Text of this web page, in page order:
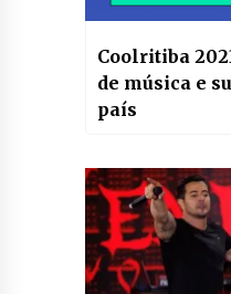
Coolritiba
de música e
país